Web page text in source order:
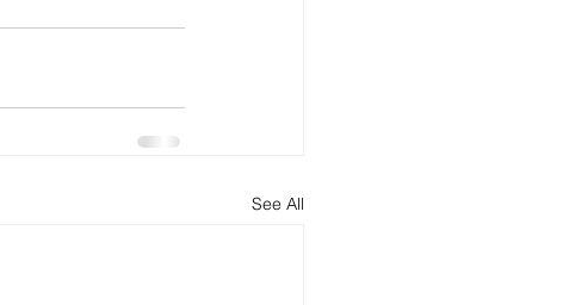
See All